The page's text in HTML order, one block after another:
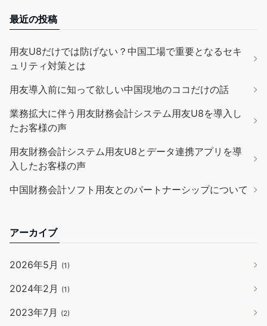
最近の投稿
用友U8だけでは防げない？中国工場で重要となるセキ
ュリティ対策とは
用友導入前に知って欲しい中国現地のココだけの話
業務拡大に伴う用友財務会計システム用友U8を導入し
たお客様の声
用友財務会計システム用友U8とデータ連携アプリを導
入したお客様の声
中国財務会計ソフト用友とのパートナーシップについて
アーカイブ
2026年5月 (1)
2024年2月 (1)
2023年7月 (2)